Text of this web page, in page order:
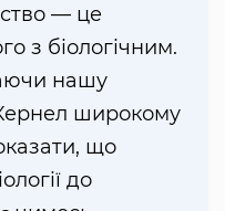
— це
з біологічним.
нашу
широкому
що
до